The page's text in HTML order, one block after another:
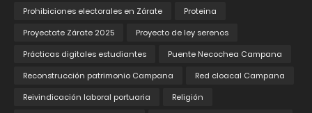
Prohibiciones electorales en Zárate
Proteina
Proyectate Zárate 2025
Proyecto de ley serenos
Prácticas digitales estudiantes
Puente Necochea Campana
Reconstrucción patrimonio Campana
Red cloacal Campana
Reivindicación laboral portuaria
Religión